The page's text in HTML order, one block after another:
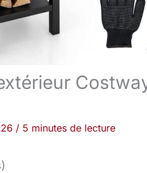
/ 5 minutes de lecture